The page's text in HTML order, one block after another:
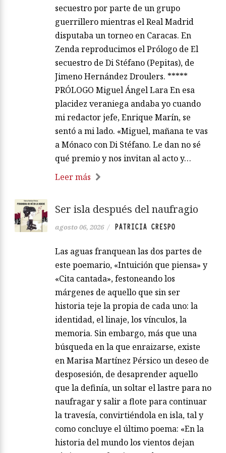
secuestro por parte de un grupo
guerrillero mientras el Real Madrid
disputaba un torneo en Caracas. En
Zenda reproducimos el Prólogo de El
secuestro de Di Stéfano (Pepitas), de
Jimeno Hernández Droulers. *****
PRÓLOGO Miguel Ángel Lara En esa
placidez veraniega andaba yo cuando
mi redactor jefe, Enrique Marín, se
sentó a mi lado. «Miguel, mañana te vas
a Mónaco con Di Stéfano. Le dan no sé
qué premio y nos invitan al acto y…
Leer más
Ser isla después del naufragio
agosto 06, 2026 / PATRICIA CRESPO
Las aguas franquean las dos partes de
este poemario, «Intuición que piensa» y
«Cita cantada», festoneando los
márgenes de aquello que sin ser
historia teje la propia de cada uno: la
identidad, el linaje, los vínculos, la
memoria. Sin embargo, más que una
búsqueda en la que enraizarse, existe
en Marisa Martínez Pérsico un deseo de
desposesión, de desaprender aquello
que la definía, un soltar el lastre para no
naufragar y salir a flote para continuar
la travesía, convirtiéndola en isla, tal y
como concluye el último poema: «En la
historia del mundo los vientos dejan